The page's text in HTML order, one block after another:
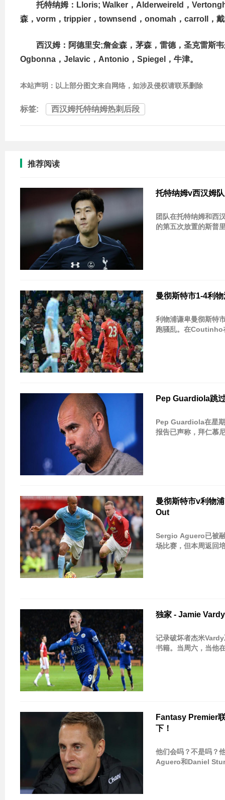
托特纳姆：Lloris; Walker，Alderweireld，
森，vorm，trippier，townsend，onomah，carroll，戴
西汉姆：阿德里安;詹金森，茅森，雷德，圣克雷斯
Ogbonna，Jelavic，Antonio，Spiegel，牛津。
本站声明：以上部分图文来自网络，如涉及侵权请联系删除
标签: 西汉姆托特纳姆热刺后段
推荐阅读
托特纳姆v西汉姆
团队在托特纳姆和西
的第五次放置的斯普
曼彻斯特市1-4利
利物浦谦卑曼彻斯
跑骚乱。在Coutinho
Pep Guardiola跳
Pep Guardiola在星
报告已声称，拜仁慕
曼彻斯特市v利物
Out
Sergio Aguero已被
场比赛，但本周返回
独家 - Jamie
记录破坏者杰米
书籍。当周六，当他
Fantasy Premier
下！
他们会吗？不是吗？
Aguero和Daniel